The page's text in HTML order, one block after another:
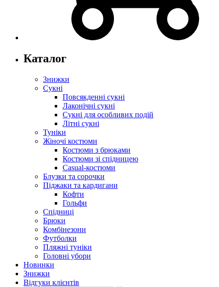
Каталог
Знижки
Сукні
Повсякденні сукні
Лаконічні сукні
Сукні для особливих подій
Літні сукні
Туніки
Жіночі костюми
Костюми з брюками
Костюми зі спідницею
Casual-костюми
Блузки та сорочки
Піджаки та кардигани
Кофти
Гольфи
Спідниці
Брюки
Комбінезони
Футболки
Пляжні туніки
Головні убори
Новинки
Знижки
Відгуки клієнтів